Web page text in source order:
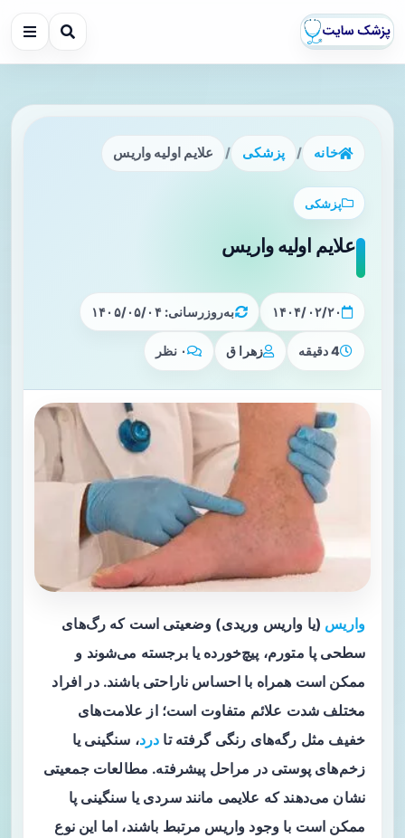
خانه / پزشکی / علایم اولیه واریس
پزشکی
علایم اولیه واریس
۱۴۰۴/۰۲/۲۰ به‌روزرسانی: ۱۴۰۵/۰۵/۰۴
4 دقیقه زهرا ق ۰ نظر
واریس (یا واریس وریدی) وضعیتی است که رگ‌های
سطحی پا متورم، پیچ‌خورده یا برجسته می‌شوند و
ممکن است همراه با احساس ناراحتی باشند. در افراد
مختلف شدت علائم متفاوت است؛ از علامت‌های
خفیف مثل رگه‌های رنگی گرفته تا درد، سنگینی یا
زخم‌های پوستی در مراحل پیشرفته. مطالعات جمعیتی
نشان می‌دهند که علایمی مانند سردی یا سنگینی پا
ممکن است با وجود واریس مرتبط باشند، اما این نوع